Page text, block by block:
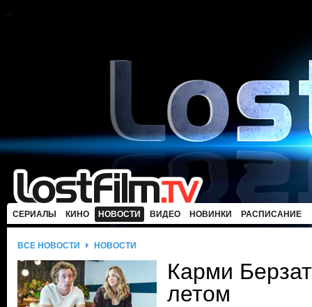
СЕРИАЛЫ КИНО НОВОСТИ ВИДЕО НОВИНКИ РАСПИСАНИЕ
ВСЕ НОВОСТИ НОВОСТИ
Карми
летом